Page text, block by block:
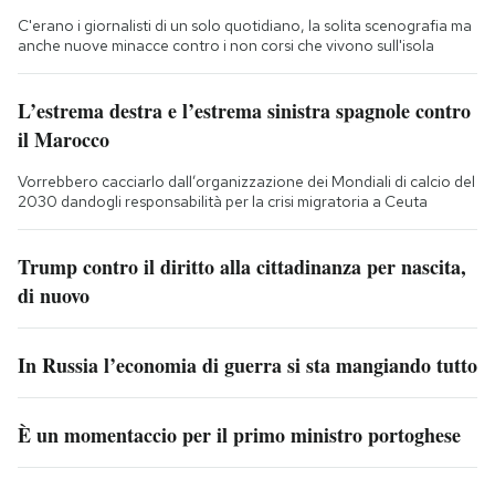
C'erano i giornalisti di un solo quotidiano, la solita scenografia ma
anche nuove minacce contro i non corsi che vivono sull'isola
L’estrema destra e l’estrema sinistra spagnole contro
il Marocco
Vorrebbero cacciarlo dall’organizzazione dei Mondiali di calcio del
2030 dandogli responsabilità per la crisi migratoria a Ceuta
Trump contro il diritto alla cittadinanza per nascita,
di nuovo
In Russia l’economia di guerra si sta mangiando tutto
È un momentaccio per il primo ministro portoghese